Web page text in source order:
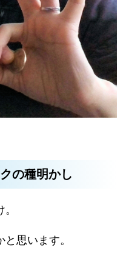
の種明かし
思います。